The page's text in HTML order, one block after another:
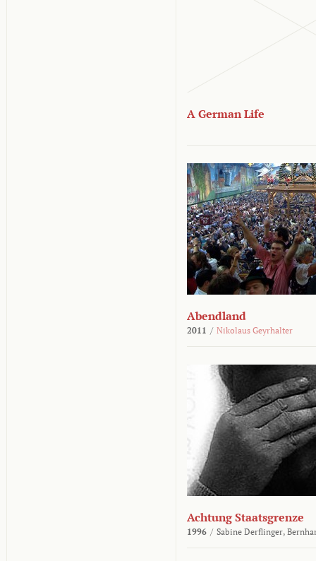
A German Life
Abendland
2011 / Nikolaus Geyrhalter
Achtung Staatsgrenze
1996 / Sabine Derflinger,